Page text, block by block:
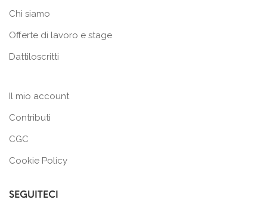
Chi siamo
Offerte di lavoro e stage
Dattiloscritti
Il mio account
Contributi
CGC
Cookie Policy
SEGUITECI